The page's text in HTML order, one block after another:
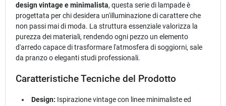
design vintage e minimalista, questa serie di lampade è
progettata per chi desidera un'illuminazione di carattere che
non passi mai di moda. La struttura essenziale valorizza la
purezza dei materiali, rendendo ogni pezzo un elemento
d'arredo capace di trasformare l'atmosfera di soggiorni, sale
da pranzo o eleganti studi professionali.
Caratteristiche Tecniche del Prodotto
Design: Ispirazione vintage con linee minimaliste ed